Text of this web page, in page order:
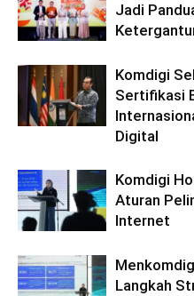
Jadi
Komdigi
Sertifikasi
Digital
Komdigi
Aturan
Internet
Langkah